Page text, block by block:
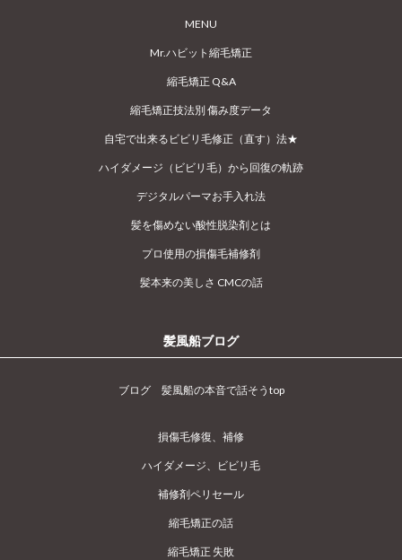
MENU
Mr.ハビット縮毛矯正
縮毛矯正 Q&A
縮毛矯正技法別 傷み度データ
自宅で出来るビビリ毛修正（直す）法★
ハイダメージ（ビビリ毛）から回復の軌跡
デジタルパーマお手入れ法
髪を傷めない酸性脱染剤とは
プロ使用の損傷毛補修剤
髪本来の美しさ CMCの話
髪風船ブログ
ブログ 髪風船の本音で話そうtop
損傷毛修復、補修
ハイダメージ、ビビリ毛
補修剤ペリセール
縮毛矯正の話
縮毛矯正 失敗